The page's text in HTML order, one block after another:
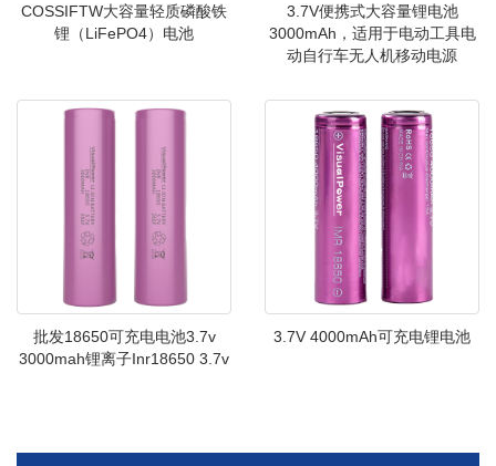
COSSIFTW大容量轻质磷酸铁
锂（LiFePO4）电池
3.7V便携式大容量锂电池
3000mAh，适用于电动工具电
动自行车无人机移动电源
批发18650可充电电池3.7v
3000mah锂离子Inr18650 3.7v
3.7V 4000mAh可充电锂电池